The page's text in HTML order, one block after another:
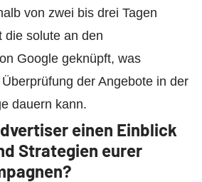
von zwei bis drei Tagen
die solute an den
Google geknüpft, was
der Angebote in der
dauern kann.
einen Einblick
Strategien eurer